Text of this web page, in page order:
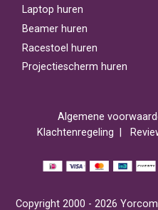
Laptop huren
Beamer huren
Racestoel huren
Projectiescherm huren
Algemene
Klachtenregeling
Copyright 2000 - 2026